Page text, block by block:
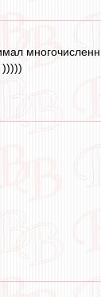
)))))